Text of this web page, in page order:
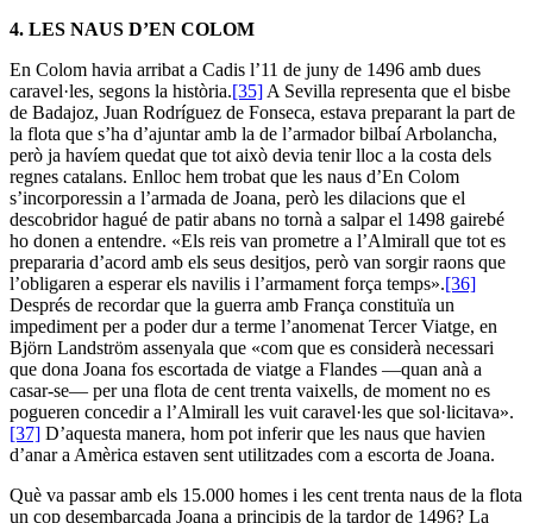
4. LES NAUS D’EN COLOM
En Colom havia arribat a Cadis l’11 de juny de 1496 amb dues
caravel·les, segons la història.[35] A Sevilla representa que el bisbe
de Badajoz, Juan Rodríguez de Fonseca, estava preparant la part de
la flota que s’ha d’ajuntar amb la de l’armador bilbaí Arbolancha,
però ja havíem quedat que tot això devia tenir lloc a la costa dels
regnes catalans. Enlloc hem trobat que les naus d’En Colom
s’incorporessin a l’armada de Joana, però les dilacions que el
descobridor hagué de patir abans no tornà a salpar el 1498 gairebé
ho donen a entendre. «Els reis van prometre a l’Almirall que tot es
prepararia d’acord amb els seus desitjos, però van sorgir raons que
l’obligaren a esperar els navilis i l’armament força temps».[36]
Després de recordar que la guerra amb França constituïa un
impediment per a poder dur a terme l’anomenat Tercer Viatge, en
Björn Landström assenyala que «com que es considerà necessari
que dona Joana fos escortada de viatge a Flandes —quan anà a
casar-se— per una flota de cent trenta vaixells, de moment no es
pogueren concedir a l’Almirall les vuit caravel·les que sol·licitava».
[37] D’aquesta manera, hom pot inferir que les naus que havien
d’anar a Amèrica estaven sent utilitzades com a escorta de Joana.
Què va passar amb els 15.000 homes i les cent trenta naus de la flota
un cop desembarcada Joana a principis de la tardor de 1496? La